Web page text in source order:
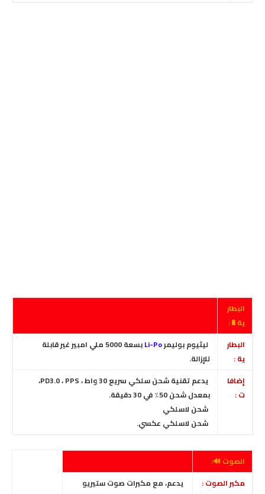
البطار
ية🔋:
البطار
ية :
ليثيوم بوليمرLi-Po
بسعة 5000 ملي امبير غير قابلة
للإزالة.
إضافا
ت :
يدعم تقنية شحن سلكي سريع 30 واط ، PD3.0 ، PPS،
بمعدل شحن 50٪ في 30 دقيقة.
شحن لاسلكي
شحن لاسلكي عكسي.
الصوت 🔊:
مكبر الصوت :
يدعم، مع مكبرات صوت ستيريو